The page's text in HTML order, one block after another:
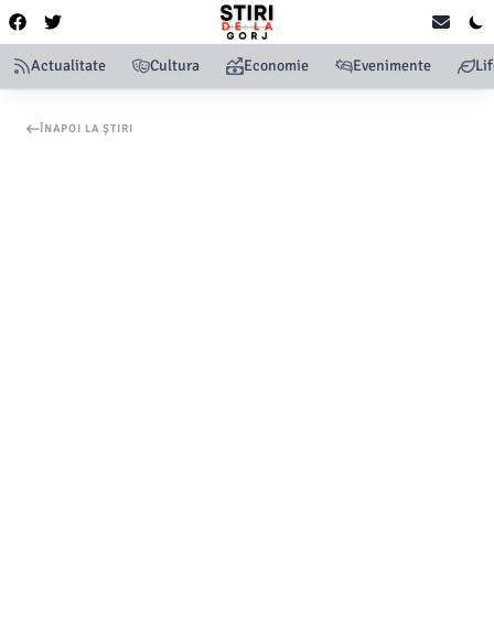
Actualitate Cultura Economie Evenimente
ÎNAPOI LA ȘTIRI